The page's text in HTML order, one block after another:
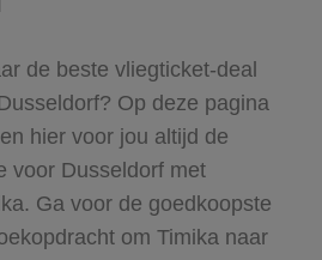
de beste vliegticket-deal
Op deze pagina
hier voor jou altijd de
voor Dusseldorf met
Ga voor de goedkoopste
om Timika naar